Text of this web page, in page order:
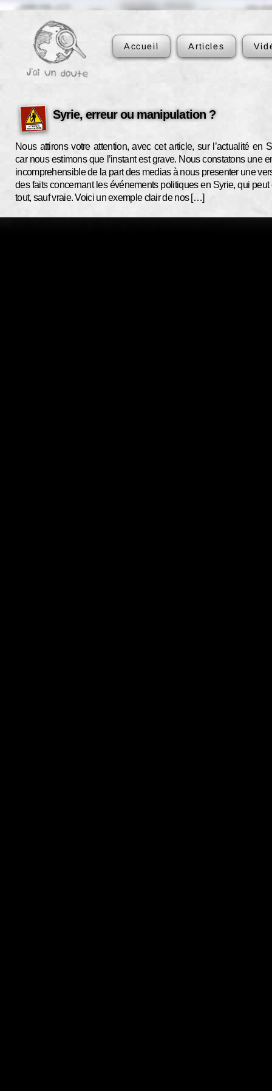
Accueil Articles
Syrie, erreur ou manipulation ?
Nous attirons votre attention, avec cet article, sur l’actualité en
car nous estimons que l’instant est grave. Nous constatons une
incomprehensible de la part des medias à nous presenter une
des faits concernant les événements politiques en Syrie, qui peut
tout, sauf vraie. Voici un exemple clair de nos […]